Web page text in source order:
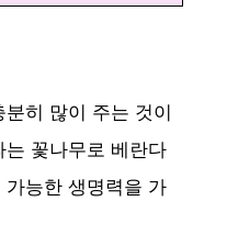
히 많이 주는 것이
꽃나무로 베란다
능한 생명력을 가